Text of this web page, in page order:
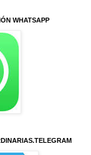
WHATSAPP